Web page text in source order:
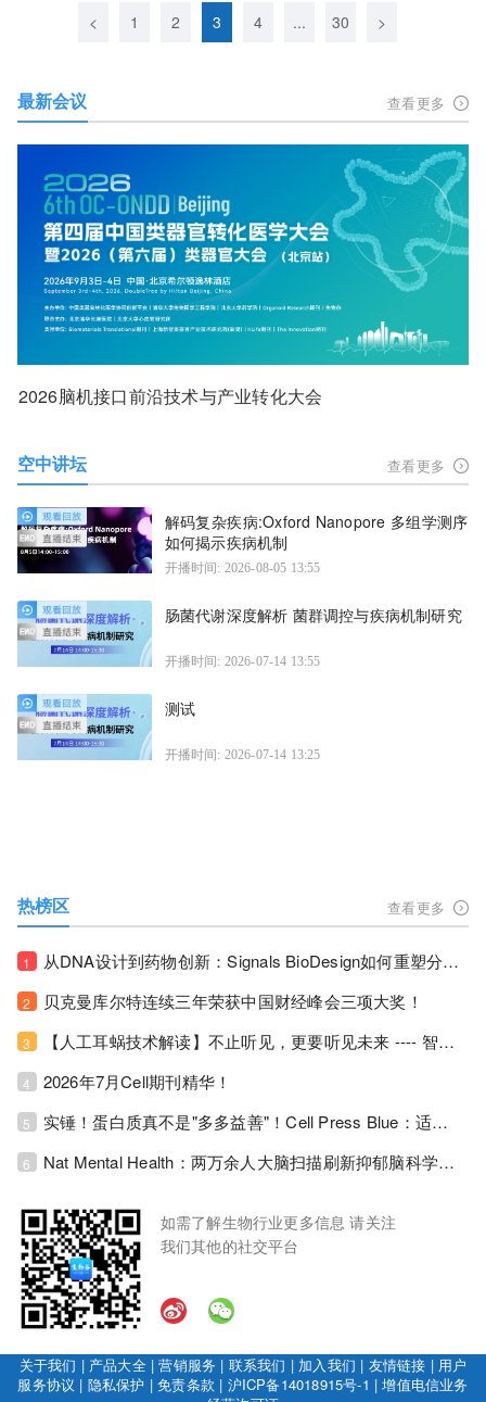
< 1 2 3 4 ... 30 >
最新会议 查看更多
2026脑机接口前沿技术与产业转化大会
空中讲坛 查看更多
解码复杂疾病:Oxford Nanopore 多组学测序
如何揭示疾病机制
开播时间: 2026-08-05 13:55
肠菌代谢深度解析 菌群调控与疾病机制研究
开播时间: 2026-07-14 13:55
测试
开播时间: 2026-07-14 13:25
热榜区 查看更多
1 从DNA设计到药物创新：Signals BioDesign如何重塑分子生物学研发生态！
2 贝克曼库尔特连续三年荣获中国财经峰会三项大奖！
3 【人工耳蜗技术解读】不止听见，更要听见未来 ---- 智能耳蜗，开启人工耳蜗技术新纪元！
4 2026年7月Cell期刊精华！
5 实锤！蛋白质真不是"多多益善"！Cell Press Blue：适度限蛋白，反而拉长健康寿命！
6 Nat Mental Health：两万余人大脑扫描刷新抑郁脑科学认知！抑郁不只是情绪病，视觉、运动脑区同步受损！
如需了解生物行业更多信息 请关注
我们其他的社交平台
关于我们 | 产品大全|营销服务 | 联系我们 | 加入我们 | 友情链接 | 用户
服务协议 | 隐私保护 |免责条款 | 沪ICP备14018915号-1 |增值电信业务